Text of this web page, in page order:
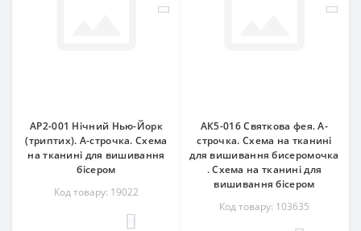
АР2-001 Нічний Нью-Йорк
(триптих). А-строчка. Схема
на тканині для вишивання
бісером
Код товару: 19022
АК5-016 Святкова фея. А-
строчка. Схема на тканині
для вишивання бисеромочка
. Схема на тканині для
вишивання бісером
Код товару: 103635